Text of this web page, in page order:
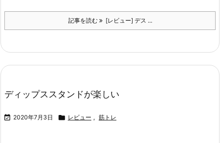
記事を読む [レビュー] デス ...
ディップススタンドが楽しい
 2020年7月3日  レビュー , 筋トレ